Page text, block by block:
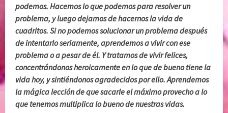
podemos. Hacemos lo que podemos para resolver un
problema, y luego dejamos de hacernos la vida de
cuadritos. Si no podemos solucionar un problema después
de intentarlo seriamente, aprendemos a vivir con ese
problema o a pesar de él. Y tratamos de vivir felices,
concentrándonos heroicamente en lo que de bueno tiene la
vida hoy, y sintiéndonos agradecidos por ello. Aprendemos
la mágica lección de que sacarle el máximo provecho a lo
que tenemos multiplica lo bueno de nuestras vidas.